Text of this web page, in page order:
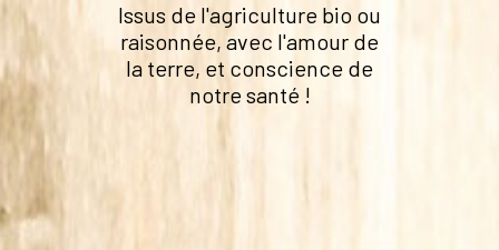
Issus de l'agriculture bio ou
raisonnée, avec l'amour de
la terre, et conscience de
notre santé !